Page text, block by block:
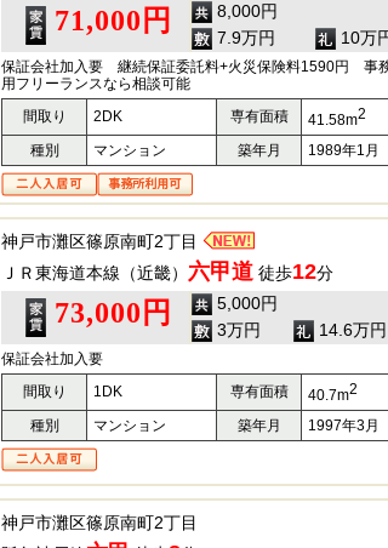
71,000円
8,000円
7.9万円
10万
保証会社加入要 継続保証委託料+火災保険料1590円 事
用フリーランスなら相談可能
間取り
2DK 専有面積 41.58m2
種別 マンション 築年月
1989年1月
神戸市灘区篠原南町2丁目
ＪＲ東海道本線（近畿） 六甲道 徒歩12分
73,000円
5,000円
3万円
14.6万円
保証会社加入要
間取り
1DK 専有面積 40.7m2
種別 マンション 築年月
1997年3月
神戸市灘区篠原南町2丁目